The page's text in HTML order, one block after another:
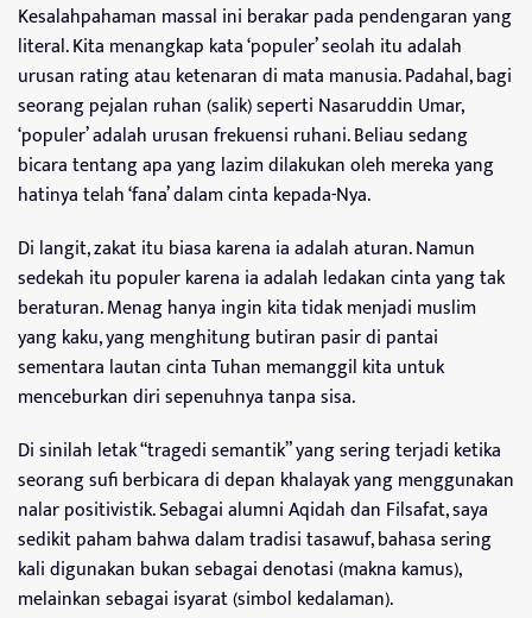
Kesalahpahaman massal ini berakar pada pendengaran yang
literal. Kita menangkap kata ‘populer’ seolah itu adalah
urusan rating atau ketenaran di mata manusia. Padahal, bagi
seorang pejalan ruhan (salik) seperti Nasaruddin Umar,
‘populer’ adalah urusan frekuensi ruhani. Beliau sedang
bicara tentang apa yang lazim dilakukan oleh mereka yang
hatinya telah ‘fana’ dalam cinta kepada-Nya.
Di langit, zakat itu biasa karena ia adalah aturan. Namun
sedekah itu populer karena ia adalah ledakan cinta yang tak
beraturan. Menag hanya ingin kita tidak menjadi muslim
yang kaku, yang menghitung butiran pasir di pantai
sementara lautan cinta Tuhan memanggil kita untuk
menceburkan diri sepenuhnya tanpa sisa.
Di sinilah letak “tragedi semantik” yang sering terjadi ketika
seorang sufi berbicara di depan khalayak yang menggunakan
nalar positivistik. Sebagai alumni Aqidah dan Filsafat, saya
sedikit paham bahwa dalam tradisi tasawuf, bahasa sering
kali digunakan bukan sebagai denotasi (makna kamus),
melainkan sebagai isyarat (simbol kedalaman).